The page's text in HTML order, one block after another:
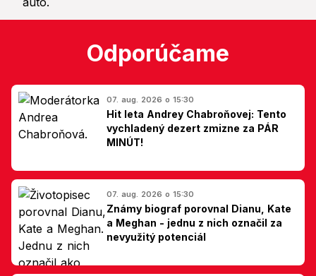
Odporúčame
07. aug. 2026 o 15:30
Hit leta Andrey Chabroňovej: Tento
vychladený dezert zmizne za PÁR
MINÚT!
07. aug. 2026 o 15:30
Známy biograf porovnal Dianu, Kate
a Meghan - jednu z nich označil za
nevyužitý potenciál